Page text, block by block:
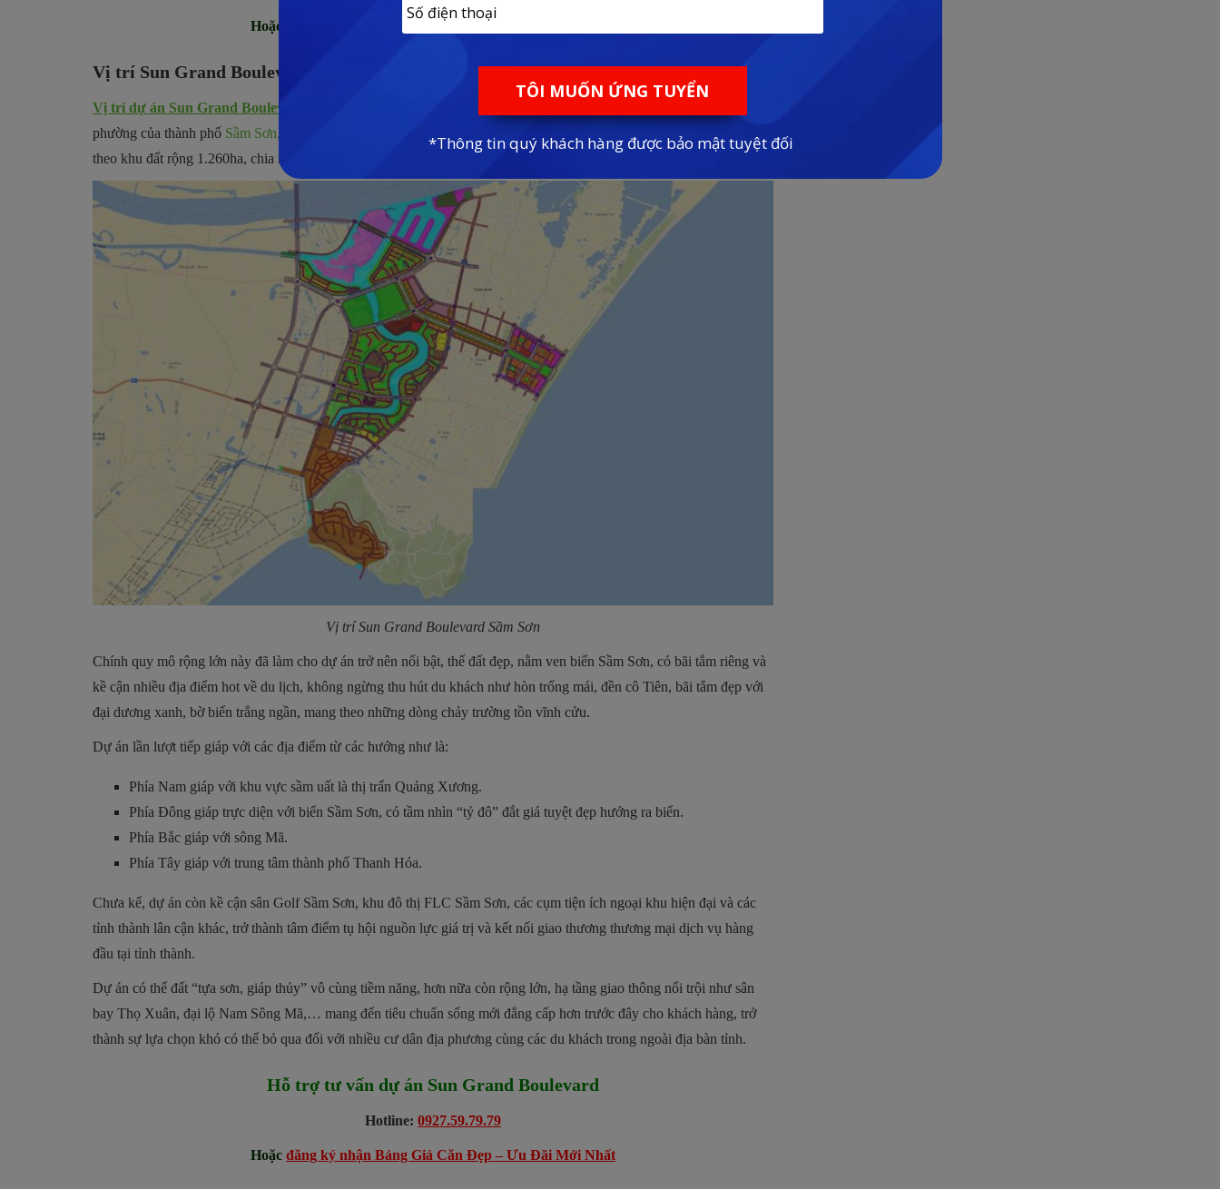
Hoặc đăng ký nhận Bảng Giá Căn Đẹp – Ưu Đãi Mới Nhất
Vị trí Sun Grand Boulevard ở đâu?
Vị trí dự án Sun Grand Boulevard
phường của thành phố Sầm Sơn, tỉnh Thanh Hóa
. Sở hữu quy mô “cực khủng” với diện tích đất đặc biệt lớn, nằm dọc
theo khu đất rộng 1.260ha, chia nhỏ trong nhiều xã phường.
Vị trí Sun Grand Boulevard Sầm Sơn
Chính quy mô rộng lớn này đã làm cho dự án trở nên nổi bật, thế đất đẹp, nằm ven biển Sầm Sơn, có bãi tắm riêng và
kề cận nhiều địa điểm hot về du lịch, không ngừng thu hút du khách như hòn trống mái, đền cô Tiên, bãi tắm đẹp với
đại dương xanh, bờ biển trắng ngần, mang theo những dòng chảy trường tồn vĩnh cửu.
Dự án lần lượt tiếp giáp với các địa điểm từ các hướng như là:
Phía Nam giáp với khu vực sầm uất là thị trấn Quảng Xương.
Phía Đông giáp trực diện với biển Sầm Sơn, có tầm nhìn “tỷ đô” đắt giá tuyệt đẹp hướng ra biển.
Phía Bắc giáp với sông Mã.
Phía Tây giáp với trung tâm thành phố Thanh Hóa.
Chưa kể, dự án còn kề cận sân Golf Sầm Sơn, khu đô thị FLC Sầm Sơn, các cụm tiện ích ngoại khu hiện đại và các
tỉnh thành lân cận khác, trở thành tâm điểm tụ hội nguồn lực giá trị và kết nối giao thương thương mại dịch vụ hàng
đầu tại tỉnh thành.
Dự án có thế đất “tựa sơn, giáp thủy” vô cùng tiềm năng, hơn nữa còn rộng lớn, hạ tầng giao thông nổi trội như sân
bay Thọ Xuân, đại lộ Nam Sông Mã,… mang đến tiêu chuẩn sống mới đẳng cấp hơn trước đây cho khách hàng, trở
thành sự lựa chọn khó có thể bỏ qua đối với nhiều cư dân địa phương cùng các du khách trong ngoài địa bàn tỉnh.
Hỗ trợ tư vấn dự án Sun Grand Boulevard
Hotline: 0927.59.79.79
Hoặc đăng ký nhận Bảng Giá Căn Đẹp – Ưu Đãi Mới Nhất